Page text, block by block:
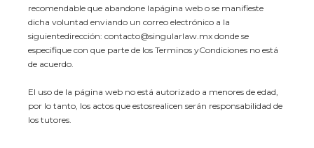
recomendable que abandone lapágina web o se manifieste
dicha voluntad enviando un correo electrónico a la
siguientedirección: contacto@singularlaw.mx donde se
especifique con que parte de los Terminos yCondiciones no está
de acuerdo.
El uso de la página web no está autorizado a menores de edad,
por lo tanto, los actos que estosrealicen serán responsabilidad de
los tutores.